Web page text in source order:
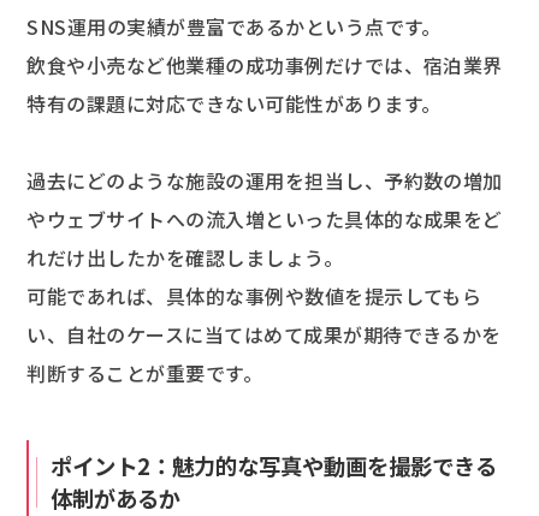
SNS運用の実績が豊富であるかという点です。
飲食や小売など他業種の成功事例だけでは、宿泊業界
特有の課題に対応できない可能性があります。
過去にどのような施設の運用を担当し、予約数の増加
やウェブサイトへの流入増といった具体的な成果をど
れだけ出したかを確認しましょう。
可能であれば、具体的な事例や数値を提示してもら
い、自社のケースに当てはめて成果が期待できるかを
判断することが重要です。
ポイント2：魅力的な写真や動画を撮影できる
体制があるか